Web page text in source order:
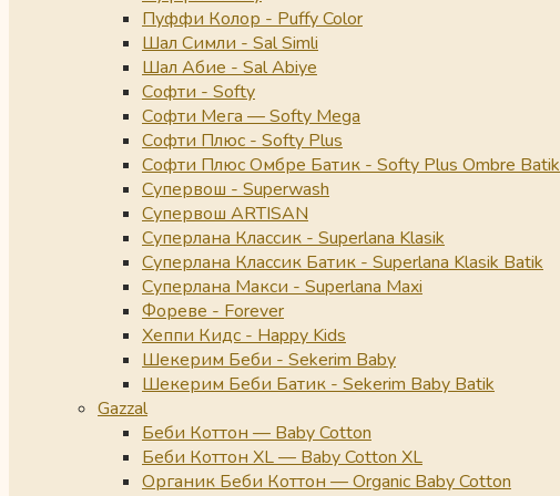
Пуффи Колор - Puffy Color
Шал Симли - Sal Simli
Шал Абие - Sal Abiye
Софти - Softy
Софти Мега — Softy Mega
Софти Плюс - Softy Plus
Софти Плюс Омбре Батик - Softy Plus Ombre Batik
Супервош - Superwash
Супервош ARTISAN
Суперлана Классик - Superlana Klasik
Суперлана Классик Батик - Superlana Klasik Batik
Суперлана Макси - Superlana Maxi
Фореве - Forever
Хеппи Кидс - Happy Kids
Шекерим Беби - Sekerim Baby
Шекерим Беби Батик - Sekerim Baby Batik
Gazzal
Беби Коттон — Baby Cotton
Беби Коттон XL — Baby Cotton XL
Органик Беби Коттон — Organic Baby Cotton